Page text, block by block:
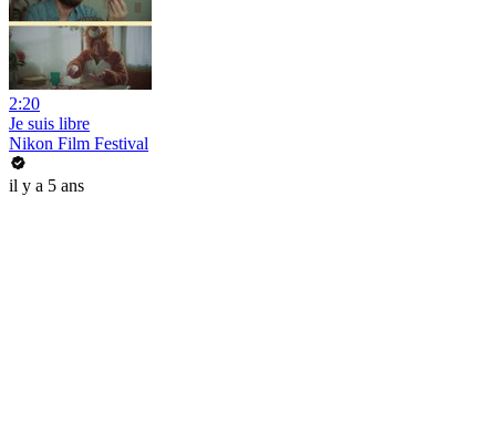
2:20
Je suis libre
Nikon Film Festival
il y a 5 ans